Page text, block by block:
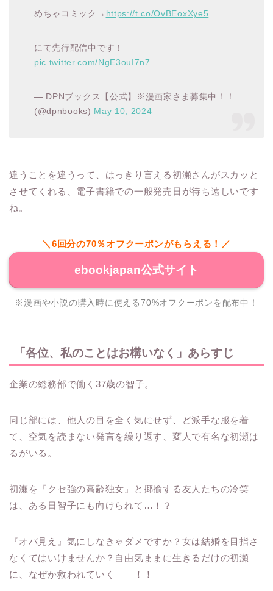
めちゃコミック→ https://t.co/OvBEoxXye5
にて先行配信中です！
pic.twitter.com/NgE3ouI7n7
— DPNブックス【公式】※漫画家さま募集中！！
(@dpnbooks) May 10, 2024
違うことを違うって、はっきり言える初瀬さんがスカッと
させてくれる、電子書籍での一般発売日が待ち遠しいです
ね。
＼6回分の70％オフクーポンがもらえる！／
ebookjapan公式サイト
※漫画や小説の購入時に使える70%オフクーポンを配布中！
「各位、私のことはお構いなく」あらすじ
企業の総務部で働く37歳の智子。
同じ部には、他人の目を全く気にせず、ど派手な服を着
て、空気を読まない発言を繰り返す、変人で有名な初瀬は
るがいる。
初瀬を『クセ強の高齢独女』と揶揄する友人たちの冷笑
は、ある日智子にも向けられて…！？
『オバ見え』気にしなきゃダメですか？女は結婚を目指さ
なくてはいけませんか？自由気ままに生きるだけの初瀬
に、なぜか救われていく――！！